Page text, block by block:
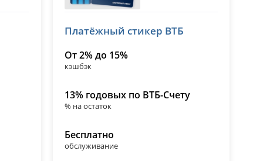
лицензия № 1000
Платёжный стикер ВТБ
От 2% до 15%
кэшбэк
13% годовых по ВТБ-Счету
% на остаток
Бесплатно
обслуживание